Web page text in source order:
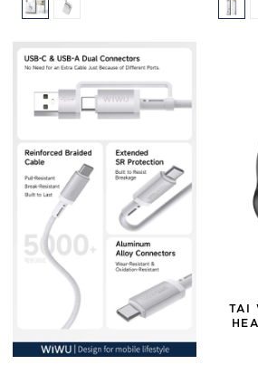
CÁP WIWU TITANLINK WI-
C104 100W 2-IN-1
TAI